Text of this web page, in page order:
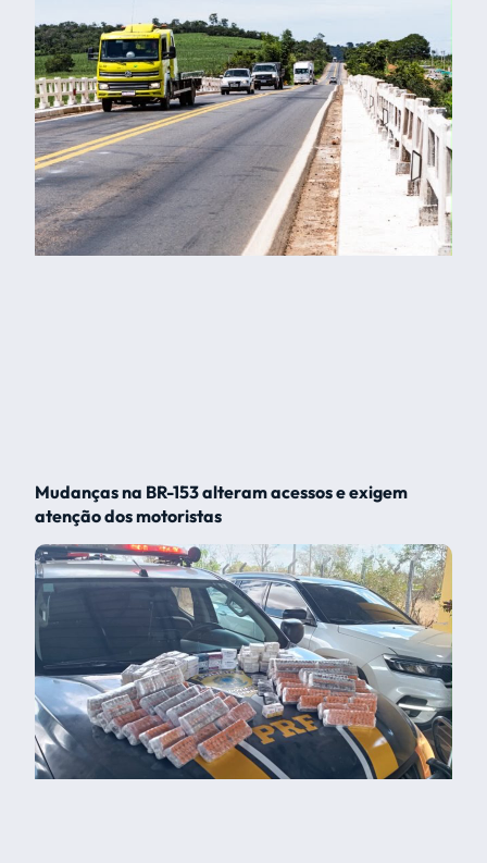
Mudanças na BR-153 alteram acessos e exigem
atenção dos motoristas